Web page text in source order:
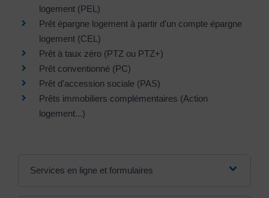
logement (PEL)
Prêt épargne logement à partir d'un compte épargne
logement (CEL)
Prêt à taux zéro (PTZ ou PTZ+)
Prêt conventionné (PC)
Prêt d'accession sociale (PAS)
Prêts immobiliers complémentaires (Action
logement...)
Services en ligne et formulaires